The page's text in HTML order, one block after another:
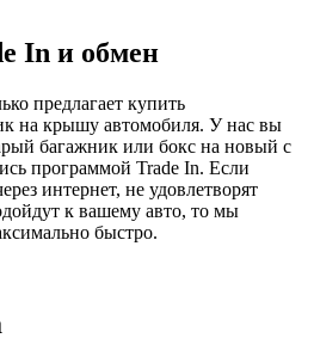
In и обмен
предлагает купить
на крышу автомобиля. У нас вы
багажник или бокс на новый с
программой Trade In. Если
интернет, не удовлетворят
к вашему авто, то мы
быстро.